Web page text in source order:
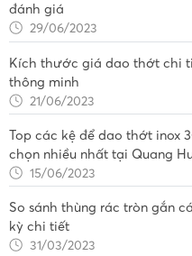
đánh giá
29/06/2023
Kích thước giá dao thớt chi
thông minh
21/06/2023
Top các kệ để dao thớt inox
chọn nhiều nhất tại Quang
15/06/2023
So sánh thùng rác tròn gắn
kỳ chi tiết
31/03/2023